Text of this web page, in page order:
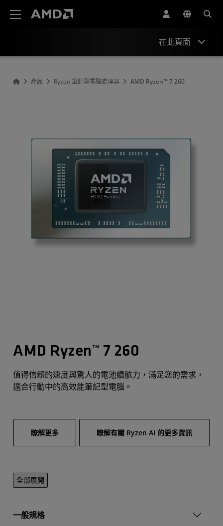
在此頁面
產品 Ryzen 筆記型電腦處理器 AMD Ryzen™ 7 260
AMD Ryzen™ 7 260
值得信賴的速度與驚人的電池續航力，滿足您的需求，
適合行動中的高效能筆記型電腦。
瞭解更多 瞭解有關 Ryzen AI 的更多資訊
全部展開
一般規格